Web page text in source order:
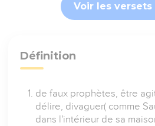
Voir les
Définition
de faux prophètes, être
délire, divaguer( comme
dans l'intérieur de sa